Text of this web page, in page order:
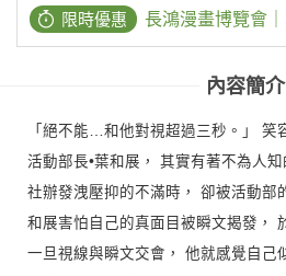
限時優惠 長鴻漫畫博覽會
內容簡介
「絕不能…和他對視超過三秒。」 笑
活動部長•葉和展， 其實有著不為人
社辦發洩壓抑的不滿時， 卻被活動部
和展害怕自己的真面目被瞬文揭發，
一旦視線與瞬文交會， 他就感覺自